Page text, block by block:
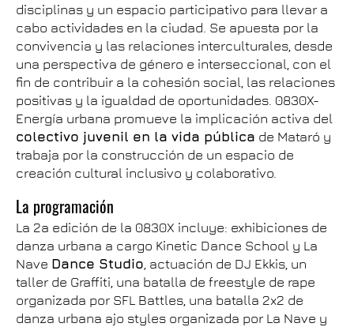
disciplinas y un espacio participativo para llevar a
cabo actividades en la ciudad. Se apuesta por la
convivencia y las relaciones interculturales, desde
una perspectiva de género e interseccional, con el
fin de contribuir a la cohesión social, las relaciones
positivas y la igualdad de oportunidades. 0830X-
Energía urbana promueve la implicación activa del
colectivo juvenil en la vida pública de Mataró y
trabaja por la construcción de un espacio de
creación cultural inclusivo y colaborativo.
La programación
La 2a edición de la 0830X incluye: exhibiciones de
danza urbana a cargo Kinetic Dance School y La
Nave Dance Studio, actuación de DJ Ekkis, un
taller de Graffiti, una batalla de freestyle de rape
organizada por SFL Battles, una batalla 2x2 de
danza urbana ajo styles organizada por La Nave y